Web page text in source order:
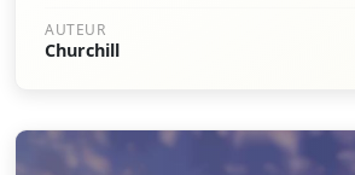
AUTEUR
Churchill